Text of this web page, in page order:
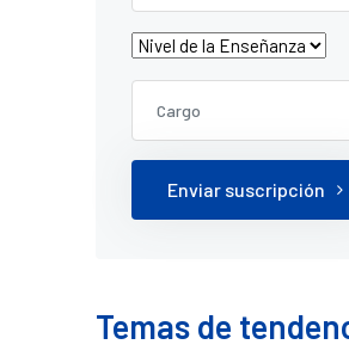
Enviar suscripción
Temas de